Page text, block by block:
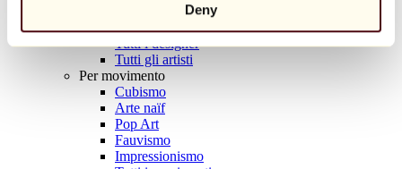
Deny
Tutti i fotografi
Tutti i disegnatori
Tutti i designer
Tutti gli artisti
Per movimento
Cubismo
Arte naïf
Pop Art
Fauvismo
Impressionismo